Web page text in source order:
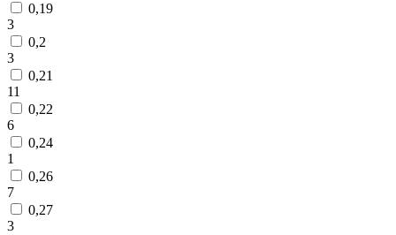
0,19
3
0,2
3
0,21
11
0,22
6
0,24
1
0,26
7
0,27
3